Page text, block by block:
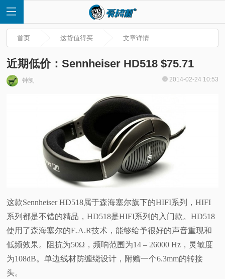
测
视
首页 这货值得买 文章详情
近期低价：Sennheiser HD518 $75.71
钟凯 2014-02-24 10:53
这款Sennheiser HD518属于森海塞尔旗下的HIFI系列，HIFI
系列都是不错的精品，HD518是HIFI系列的入门款。HD518
使用了森海塞尔的E.A.R技术，能够给予很好的声音重现和
低频效果。阻抗为50Ω，频响范围为14 – 26000 Hz，灵敏度
为108dB。单边线材防缠绕设计，附赠一个6.3mm的转接
头。